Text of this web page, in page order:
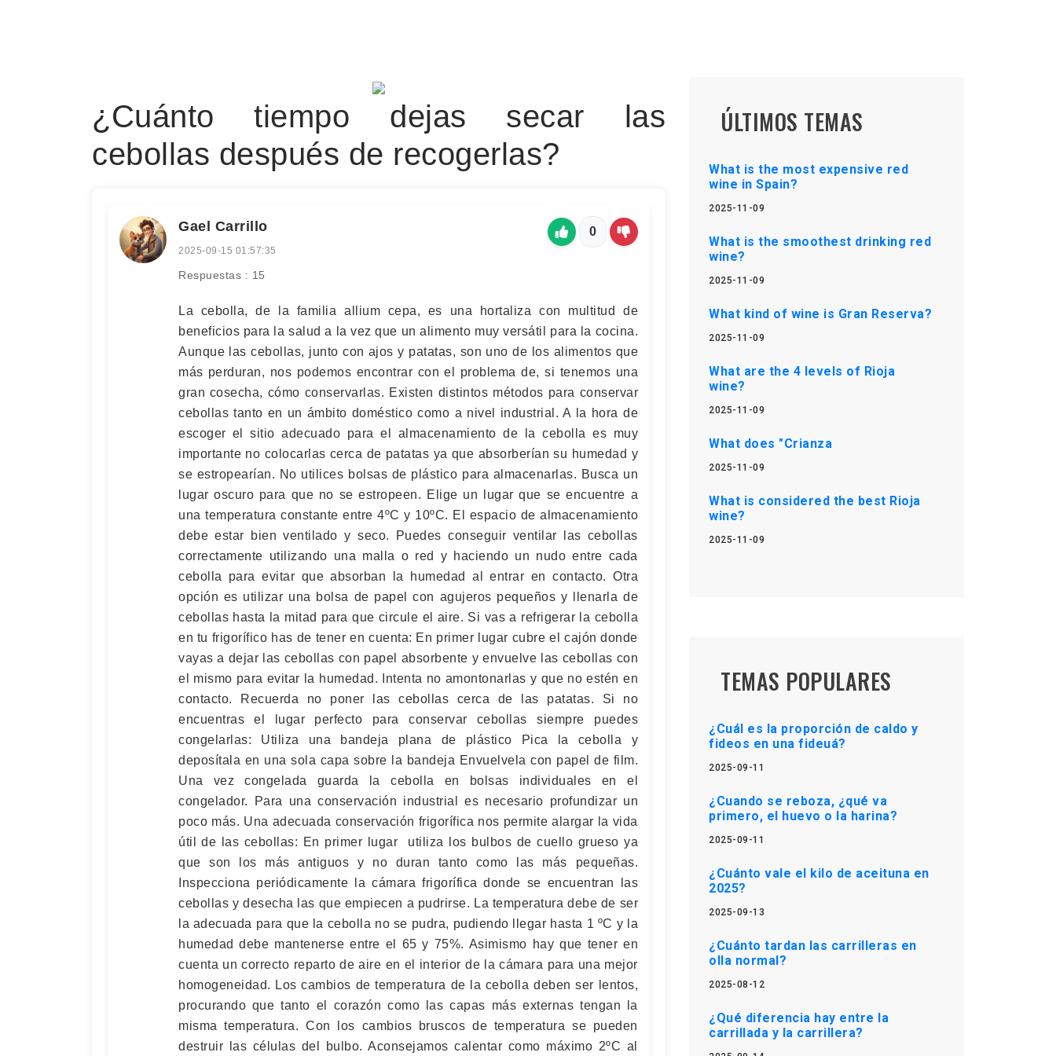
¿Cuánto tiempo dejas secar las
cebollas después de recogerlas?
Gael Carrillo
2025-09-15 01:57:35
Respuestas : 15
0
La cebolla, de la familia allium cepa, es una hortaliza con multitud de
beneficios para la salud a la vez que un alimento muy versátil para la cocina.
Aunque las cebollas, junto con ajos y patatas, son uno de los alimentos que
más perduran, nos podemos encontrar con el problema de, si tenemos una
gran cosecha, cómo conservarlas. Existen distintos métodos para conservar
cebollas tanto en un ámbito doméstico como a nivel industrial. A la hora de
escoger el sitio adecuado para el almacenamiento de la cebolla es muy
importante no colocarlas cerca de patatas ya que absorberían su humedad y
se estropearían. No utilices bolsas de plástico para almacenarlas. Busca un
lugar oscuro para que no se estropeen. Elige un lugar que se encuentre a
una temperatura constante entre 4ºC y 10ºC. El espacio de almacenamiento
debe estar bien ventilado y seco. Puedes conseguir ventilar las cebollas
correctamente utilizando una malla o red y haciendo un nudo entre cada
cebolla para evitar que absorban la humedad al entrar en contacto. Otra
opción es utilizar una bolsa de papel con agujeros pequeños y llenarla de
cebollas hasta la mitad para que circule el aire. Si vas a refrigerar la cebolla
en tu frigorífico has de tener en cuenta: En primer lugar cubre el cajón donde
vayas a dejar las cebollas con papel absorbente y envuelve las cebollas con
el mismo para evitar la humedad. Intenta no amontonarlas y que no estén en
contacto. Recuerda no poner las cebollas cerca de las patatas. Si no
encuentras el lugar perfecto para conservar cebollas siempre puedes
congelarlas: Utiliza una bandeja plana de plástico Pica la cebolla y
deposítala en una sola capa sobre la bandeja Envuelvela con papel de film.
Una vez congelada guarda la cebolla en bolsas individuales en el
congelador. Para una conservación industrial es necesario profundizar un
poco más. Una adecuada conservación frigorífica nos permite alargar la vida
útil de las cebollas: En primer lugar utiliza los bulbos de cuello grueso ya
que son los más antiguos y no duran tanto como las más pequeñas.
Inspecciona periódicamente la cámara frigorífica donde se encuentran las
cebollas y desecha las que empiecen a pudrirse. La temperatura debe de ser
la adecuada para que la cebolla no se pudra, pudiendo llegar hasta 1 ºC y la
humedad debe mantenerse entre el 65 y 75%. Asimismo hay que tener en
cuenta un correcto reparto de aire en el interior de la cámara para una mejor
homogeneidad. Los cambios de temperatura de la cebolla deben ser lentos,
procurando que tanto el corazón como las capas más externas tengan la
misma temperatura. Con los cambios bruscos de temperatura se pueden
destruir las células del bulbo. Aconsejamos calentar como máximo 2ºC al
ÚLTIMOS TEMAS
What is the most expensive red
wine in Spain?
2025-11-09
What is the smoothest drinking red
wine?
2025-11-09
What kind of wine is Gran Reserva?
2025-11-09
What are the 4 levels of Rioja
wine?
2025-11-09
What does "Crianza
2025-11-09
What is considered the best Rioja
wine?
2025-11-09
TEMAS POPULARES
¿Cuál es la proporción de caldo y
fideos en una fideuá?
2025-09-11
¿Cuando se reboza, ¿qué va
primero, el huevo o la harina?
2025-09-11
¿Cuánto vale el kilo de aceituna en
2025?
2025-09-13
¿Cuánto tardan las carrilleras en
olla normal?
2025-08-12
¿Qué diferencia hay entre la
carrillada y la carrillera?